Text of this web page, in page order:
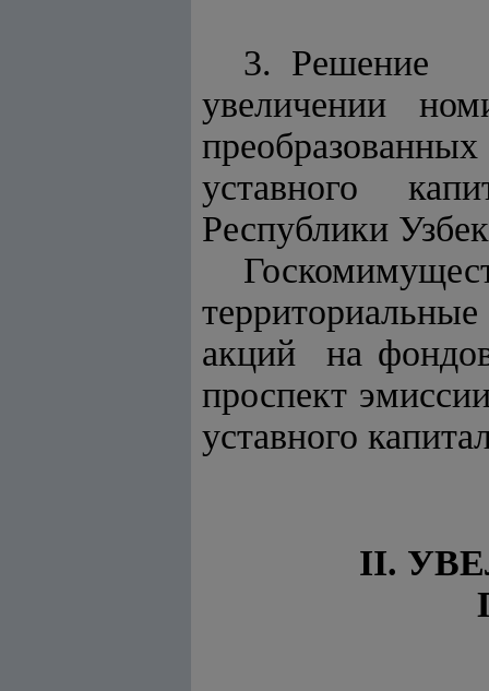
3. Решение
увеличении
уставного
Республики
акций на
проспект
уставного
II.